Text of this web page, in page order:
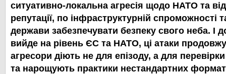
ситуативно-локальна агресія щодо НАТО та
репутації, по інфраструктурній спроможності
держави забезпечувати безпеку свого неба. І
вийде на рівень ЄС та НАТО, ці атаки
агресори діють не для епізоду, а для
та нарощують практики нестандартних